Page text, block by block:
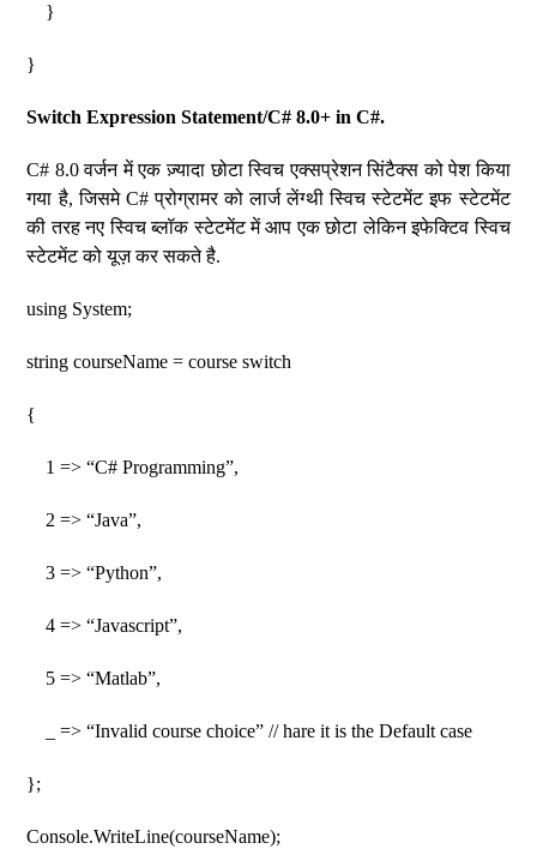
}
}
Switch Expression Statement/C# 8.0+ in C#.
C# 8.0 वर्जन में एक ज़्यादा छोटा स्विच एक्सप्रेशन सिंटैक्स को पेश किया
गया है, जिसमे C# प्रोग्रामर को लार्ज लेंग्थी स्विच स्टेटमेंट इफ स्टेटमेंट
की तरह नए स्विच ब्लॉक स्टेटमेंट में आप एक छोटा लेकिन इफेक्टिव स्विच
स्टेटमेंट को यूज़ कर सकते है.
using System;
string courseName = course switch
{
1 => “C# Programming”,
2 => “Java”,
3 => “Python”,
4 => “Javascript”,
5 => “Matlab”,
_ => “Invalid course choice” // hare it is the Default case
};
Console.WriteLine(courseName);